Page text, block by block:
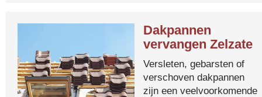
Dakpannen
vervangen Zelzate
Versleten, gebarsten of
verschoven dakpannen
zijn een veelvoorkomende